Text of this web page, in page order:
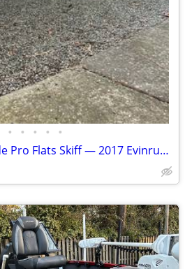
• • • • •
2008 Dolphin Renegade Pro Flats Skiff — 2017 Evinrude E-TEC | Fresh Trailer |